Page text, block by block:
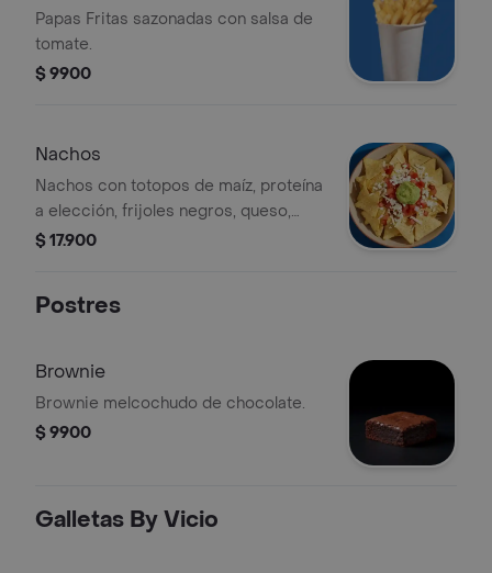
Papas Fritas sazonadas con salsa de
tomate.
$ 9900
Nachos
Nachos con totopos de maíz, proteína
a elección, frijoles negros, queso,
guacamole y pico de gallo.
$ 17.900
Postres
Brownie
Brownie melcochudo de chocolate.
$ 9900
Galletas By Vicio